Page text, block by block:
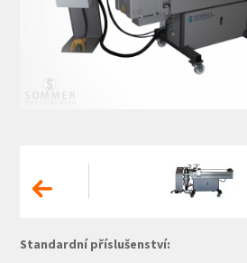
Standardní příslušenství: